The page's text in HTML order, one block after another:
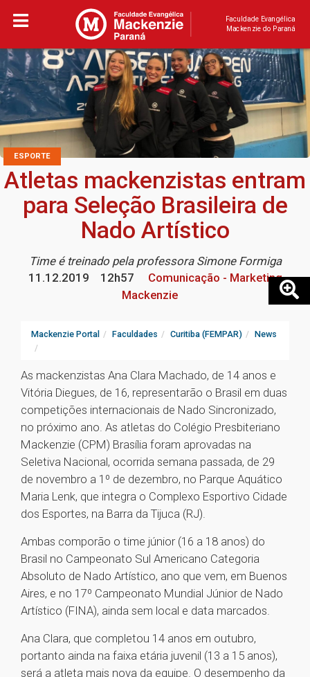
Faculdade Evangélica
Mackenzie do Paraná
ESPORTE
Atletas mackenzistas entram
para Seleção Brasileira de
Nado Artístico
Time é treinado pela professora Simone Formiga
11.12.2019
12h57
Comunicação - Marketing
Mackenzie
Mackenzie Portal Faculdades Curitiba (FEMPAR) News
As mackenzistas Ana Clara Machado, de 14 anos e
Vitória Diegues, de 16, representarão o Brasil em duas
competições internacionais de Nado Sincronizado,
no próximo ano. As atletas do Colégio Presbiteriano
Mackenzie (CPM) Brasília foram aprovadas na
Seletiva Nacional, ocorrida semana passada, de 29
de novembro a 1º de dezembro, no Parque Aquático
Maria Lenk, que integra o Complexo Esportivo Cidade
dos Esportes, na Barra da Tijuca (RJ).
Ambas comporão o time júnior (16 a 18 anos) do
Brasil no Campeonato Sul Americano Categoria
Absoluto de Nado Artístico, ano que vem, em Buenos
Aires, e no 17º Campeonato Mundial Júnior de Nado
Artístico (FINA), ainda sem local e data marcados.
Ana Clara, que completou 14 anos em outubro,
portanto ainda na faixa etária juvenil (13 a 15 anos),
será a atleta mais nova da equipe. O desempenho da